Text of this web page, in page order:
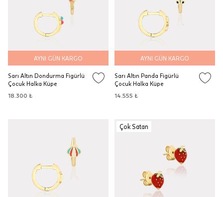
AYNI GÜN KARGO
Sarı Altın Dondurma Figürlü
Çocuk Halka Küpe
18.300 ₺
AYNI GÜN KARGO
Sarı Altın Panda Figürlü
Çocuk Halka Küpe
14.555 ₺
Çok Satan